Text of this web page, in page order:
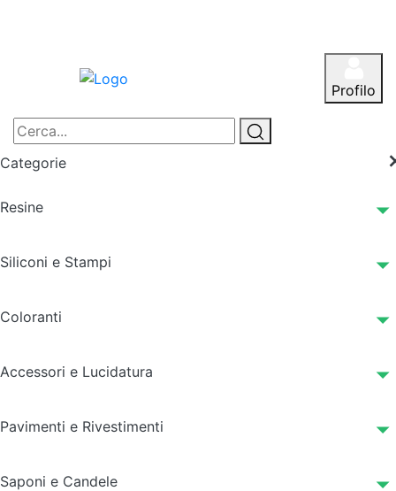
Profilo
Categorie
Resine
Siliconi e Stampi
Coloranti
Accessori e Lucidatura
Pavimenti e Rivestimenti
Saponi e Candele